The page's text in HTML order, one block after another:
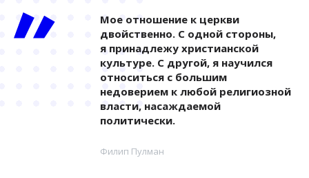
Мое отношение к церкви
двойственно. С одной стороны,
я принадлежу христианской
культуре. С другой, я научился
относиться с большим
недоверием к любой религиозной
власти, насаждаемой
политически.
Филип Пулман